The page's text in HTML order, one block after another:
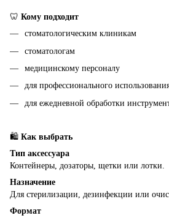
🦷 Кому подходит
стоматологическим клиникам
стоматологам
медицинскому персоналу
для профессионального
для ежедневной обработки
🛍 Как выбрать
Тип аксессуара
Контейнеры, дозаторы, щетки или лотки.
Назначение
Для стерилизации, дезинфекции или
Формат